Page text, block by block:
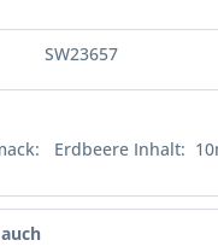
SW23657
Erdbeere Inhalt: